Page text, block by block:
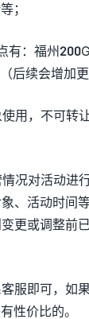
；
：福州
后续会增加更
用，不可转
况对活动进
、活动时间
更或调整前
服即可，如
性价比的。